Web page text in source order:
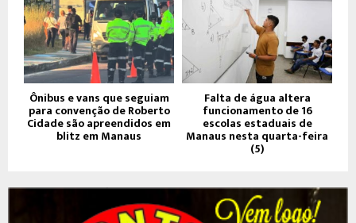
Ônibus e vans que seguiam
para convenção de Roberto
Cidade são apreendidos em
blitz em Manaus
Falta de água altera
funcionamento de 16
escolas estaduais de
Manaus nesta quarta-feira
(5)